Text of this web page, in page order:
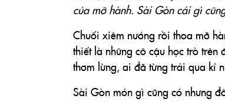
của mỡ hành. Sài Gòn cái gì
Chuối xiêm nướng rồi thoa mỡ
thiết là những cô cậu học trò
thơm lừng, ai đã từng trải qua kỉ
Sài Gòn món gì cũng có nhưng